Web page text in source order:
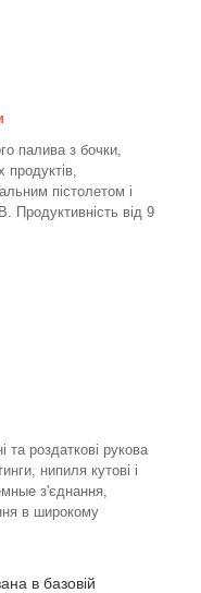
палива з бочки,
пістолетом і
від 9
та роздаткові рукова
нипиля кутові і
з'єднання,
в широкому
в базовій